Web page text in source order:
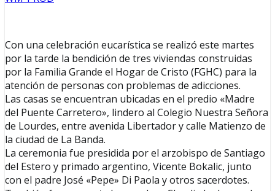
Con una celebración eucarística se realizó este martes
por la tarde la bendición de tres viviendas construidas
por la Familia Grande el Hogar de Cristo (FGHC) para la
atención de personas con problemas de adicciones.
Las casas se encuentran ubicadas en el predio «Madre
del Puente Carretero», lindero al Colegio Nuestra Señora
de Lourdes, entre avenida Libertador y calle Matienzo de
la ciudad de La Banda.
La ceremonia fue presidida por el arzobispo de Santiago
del Estero y primado argentino, Vicente Bokalic, junto
con el padre José «Pepe» Di Paola y otros sacerdotes.